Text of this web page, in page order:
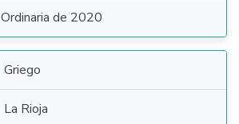
Ordinaria de 2020
Griego
La Rioja